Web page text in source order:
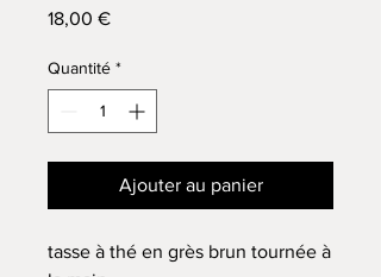
18,00 €Prix
Quantité *
Ajouter au panier
tasse à thé en grès brun tournée à